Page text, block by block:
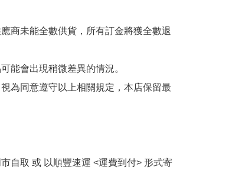
商未能全數供貨，所有訂金將獲全數退
能會出現稍微差異的情況。
為同意遵守以上相關規定，本店保留最
自取 或 以順豐速運 <運費到付> 形式寄